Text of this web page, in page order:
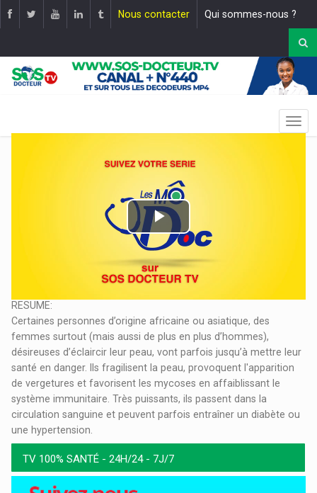
Nous contacter Qui sommes-nous ?
Play
Video
Mise en ligne le : 06 février 2022
THEME: Effets Néfastes De La Dépigmentation Artificielle
RESUME:
Certaines personnes d’origine africaine ou asiatique, des
femmes surtout (mais aussi de plus en plus d’hommes),
désireuses d’éclaircir leur peau, vont parfois jusqu’à mettre leur
santé en danger. Ils fragilisent la peau, provoquent l'apparition
de vergetures et favorisent les mycoses en affaiblissant le
système immunitaire. Très puissants, ils passent dans la
circulation sanguine et peuvent parfois entraîner un diabète ou
une hypertension.
TV 100% SANTÉ - 24H/24 - 7J/7